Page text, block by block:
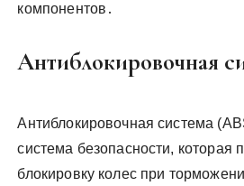
компонентов․
Антиблокировочная
Антиблокировочная система
система безопасности, которая
блокировку колес при